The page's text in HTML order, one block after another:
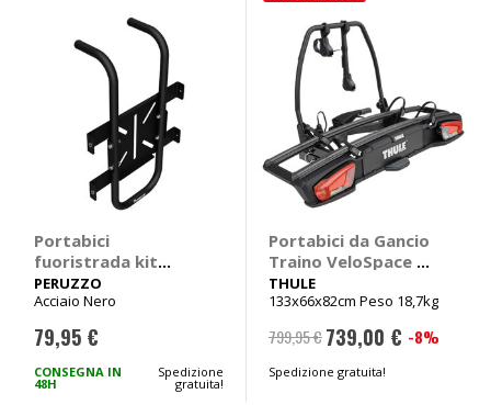
Portabici
fuoristrada kit
montaggio Stelvio -
Ancoraggio -
PERUZZO
Acciaio Nero
79,95 €
CONSEGNA IN
48H
Spedizione
gratuita!
Portabici da Gancio
Traino VeloSpace 3
2 bici - THULE
THULE
133x66x82cm Peso 18,7kg
799,95 € Prezzo
speciale
739,00 € -8%
Spedizione gratuita!